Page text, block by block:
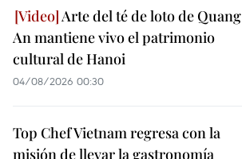
Arte del té de loto de Quang
An mantiene vivo el patrimonio
cultural de Hanoi
04/08/2026 00:30
Top Chef Vietnam regresa con la
misión de llevar la gastronomía